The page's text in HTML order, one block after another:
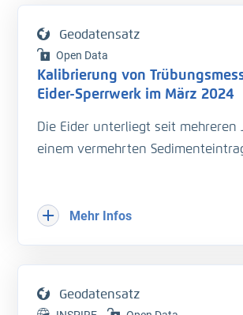
Geodatensatz
Open Data
Kalibrierung von
Eider-Sperrwerk im März 2024
Die Eider unterliegt seit mehreren
einem vermehrten
Hinterlandes so wie die
Bundeswasserstraße.
der Entwässerung des
Mehr Infos
Geodatensatz